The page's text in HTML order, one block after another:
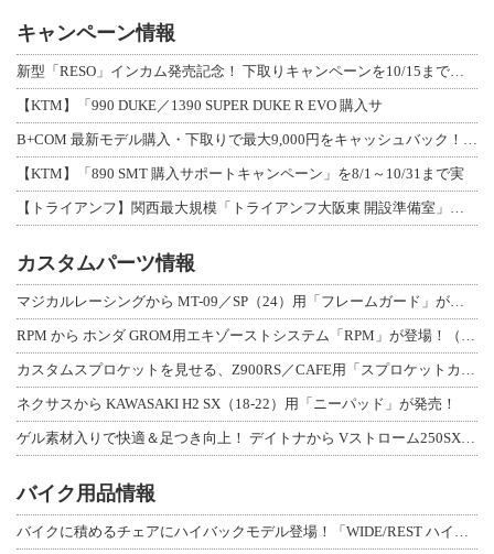
キャンペーン情報
新型「RESO」インカム発売記念！ 下取りキャンペーンを10/15まで延長して開
【KTM】「990 DUKE／1390 SUPER DUKE R EVO 購入サ
B+COM 最新モデル購入・下取りで最大9,000円をキャッシュバック！「B+F
【KTM】「890 SMT 購入サポートキャンペーン」を8/1～10/31まで実
【トライアンフ】関西最大規模「トライアンフ大阪東 開設準備室」がオープン！ 限定
カスタムパーツ情報
マジカルレーシングから MT-09／SP（24）用「フレームガード」が登場！
RPM から ホンダ GROM用エキゾーストシステム「RPM」が登場！（動画あり
カスタムスプロケットを見せる、Z900RS／CAFE用「スプロケットカバーフルキ
ネクサスから KAWASAKI H2 SX（18-22）用「ニーパッド」が発売！
ゲル素材入りで快適＆足つき向上！ デイトナから Vストローム250SX用「快適ロ
バイク用品情報
バイクに積めるチェアにハイバックモデル登場！「WIDE/REST ハイバックチェ